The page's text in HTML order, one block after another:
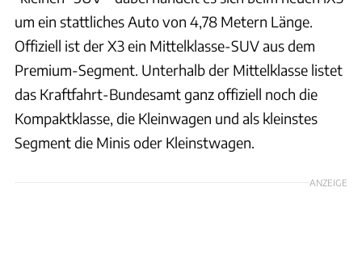
um ein stattliches Auto von 4,78 Metern Länge.
Offiziell ist der X3 ein Mittelklasse-SUV aus dem
Premium-Segment. Unterhalb der Mittelklasse listet
das Kraftfahrt-Bundesamt ganz offiziell noch die
Kompaktklasse, die Kleinwagen und als kleinstes
Segment die Minis oder Kleinstwagen.
ANZEIGE